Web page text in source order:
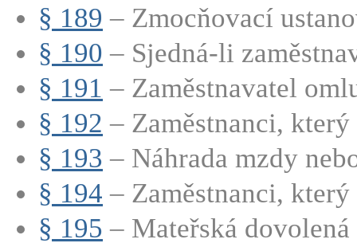
§ 189 – Zmocňovací
§ 190 – Sjedná-li
§ 191 – Zaměstnavatel
§ 192 – Zaměstnanci,
§ 193 – Náhrada mzdy
§ 194 – Zaměstnanci,
§ 195 – Mateřská dovolená